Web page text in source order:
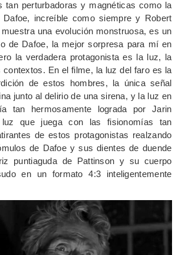
tan perturbadoras y magnéticas como la
Dafoe, increíble como siempre y Robert
una evolución monstruosa, es un
de Dafoe, la mejor sorpresa para mí en
la verdadera protagonista es la luz, la
contextos. En el filme, la luz del faro es la
de estos hombres, la única señal
junto al delirio de una sirena, y la luz en
tan hermosamente lograda por Jarin
que juega con las fisionomías tan
de estos protagonistas realzando
de Dafoe y sus dientes de duende
puntiaguda de Pattinson y su cuerpo
en un formato 4:3 inteligentemente